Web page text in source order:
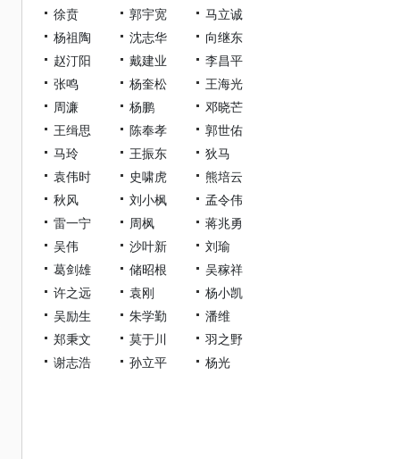
徐贲
郭宇宽
马立诚
杨祖陶
沈志华
向继东
赵汀阳
戴建业
李昌平
张鸣
杨奎松
王海光
周濂
杨鹏
邓晓芒
王缉思
陈奉孝
郭世佑
马玲
王振东
狄马
袁伟时
史啸虎
熊培云
秋风
刘小枫
孟令伟
雷一宁
周枫
蒋兆勇
吴伟
沙叶新
刘瑜
葛剑雄
储昭根
吴稼祥
许之远
袁刚
杨小凯
吴励生
朱学勤
潘维
郑秉文
莫于川
羽之野
谢志浩
孙立平 杨光